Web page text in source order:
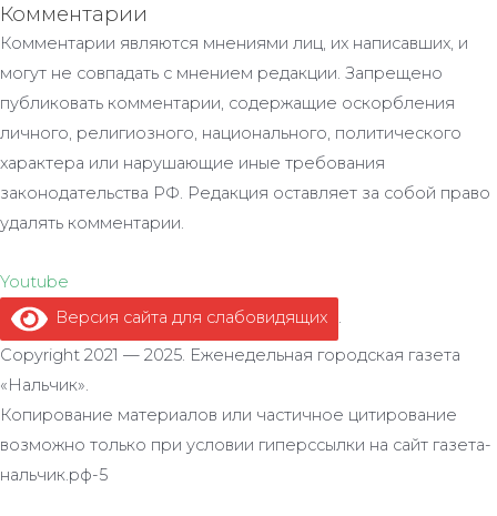
Комментарии
Комментарии являются мнениями лиц, их написавших, и
могут не совпадать с мнением редакции. Запрещено
публиковать комментарии, содержащие оскорбления
личного, религиозного, национального, политического
характера или нарушающие иные требования
законодательства РФ. Редакция оставляет за собой право
удалять комментарии.
Youtube
Версия сайта для слабовидящих
.
Copyright 2021 — 2025. Еженедельная городская газета
«Нальчик».
Копирование материалов или частичное цитирование
возможно только при условии гиперссылки на сайт газета-
нальчик.рф-5